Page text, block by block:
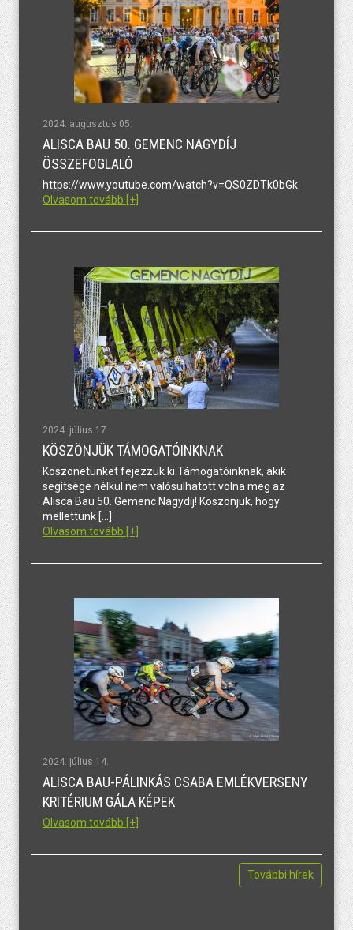
2024. augusztus 05.
ALISCA BAU 50. GEMENC NAGYDÍJ
ÖSSZEFOGLALÓ
https://www.youtube.com/watch?v=QS0ZDTk0bGk
Olvasom tovább [+]
2024. július 17.
KÖSZÖNJÜK TÁMOGATÓINKNAK
Köszönetünket fejezzük ki Támogatóinknak, akik
segítsége nélkül nem valósulhatott volna meg az
Alisca Bau 50. Gemenc Nagydíj! Köszönjük, hogy
mellettünk […]
Olvasom tovább [+]
2024. július 14.
ALISCA BAU-PÁLINKÁS CSABA EMLÉKVERSENY
KRITÉRIUM GÁLA KÉPEK
Olvasom tovább [+]
További hírek